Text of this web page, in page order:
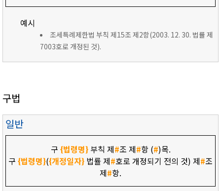
예시
조세특례제한법 부칙 제15조 제2항(2003. 12. 30. 법률 제
7003호로 개정된 것).
구법
일반
구 {법령명}부칙 제#조 제#항 (#)목.
구 {법령명}({개정일자} 법률 제#호로 개정되기 전의 것) 제#조
제#항.